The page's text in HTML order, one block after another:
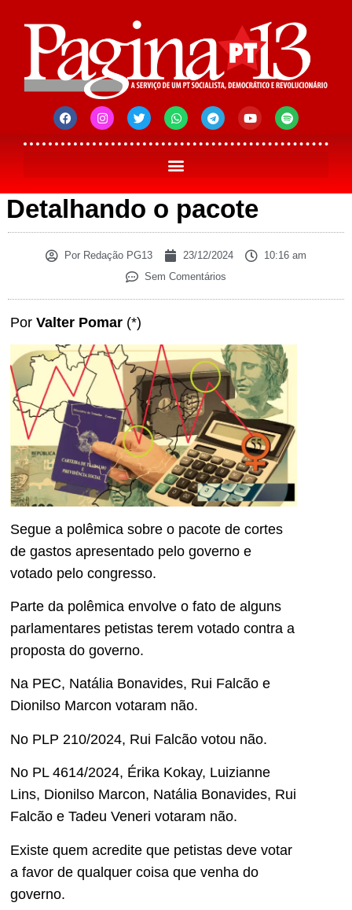
Detalhando o pacote
Por Redação PG13 23/12/2024
10:16 am
Sem Comentários
Por Valter Pomar (*)
Segue a polêmica sobre o pacote de cortes
de gastos apresentado pelo governo e
votado pelo congresso.
Parte da polêmica envolve o fato de alguns
parlamentares petistas terem votado contra a
proposta do governo.
Na PEC, Natália Bonavides, Rui Falcão e
Dionilso Marcon votaram não.
No PLP 210/2024, Rui Falcão votou não.
No PL 4614/2024, Érika Kokay, Luizianne
Lins, Dionilso Marcon, Natália Bonavides, Rui
Falcão e Tadeu Veneri votaram não.
Existe quem acredite que petistas deve votar
a favor de qualquer coisa que venha do
governo.